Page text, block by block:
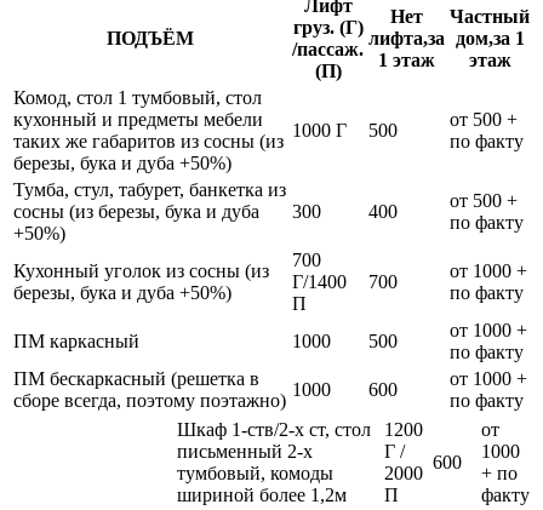
ПОДЪЁМ
Лифт
груз. (Г)
/пассаж.
(П)
Нет
лифта,за
1 этаж
Частный
дом,за 1
этаж
Комод, стол 1 тумбовый, стол
кухонный и предметы мебели
таких же габаритов из сосны (из
березы, бука и дуба +50%)
1000 Г 500
от 500 +
по факту
Тумба, стул, табурет, банкетка из
сосны (из березы, бука и дуба
+50%)
300 400
от 500 +
по факту
Кухонный уголок из сосны (из
березы, бука и дуба +50%)
700
Г/1400
П
700
от 1000 +
по факту
ПМ каркасный 1000 500
от 1000 +
по факту
ПМ бескаркасный (решетка в
сборе всегда, поэтому поэтажно)
1000 600
от 1000 +
по факту
Шкаф 1-ств/2-х ст, стол
письменный 2-х
тумбовый, комоды
шириной более 1,2м
1200
Г /
2000
П
600
от
1000
+ по
факту